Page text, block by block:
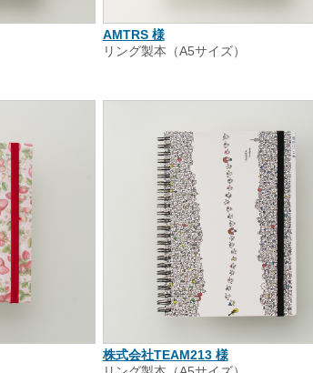
AMTRS 様
リング製本（A5サイズ）
株式会社TEAM213 様